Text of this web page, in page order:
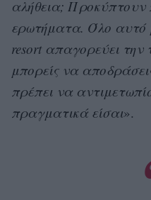
αλήθεια;
ερωτήματα. Όλο αυτό
resort απαγορεύει την
μπορείς να
πρέπει να
πραγματικά είσαι».